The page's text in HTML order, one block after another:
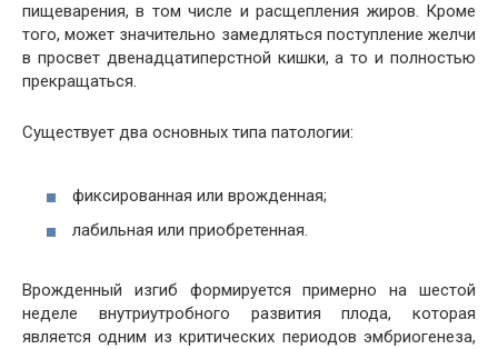
пищеварения, в том числе и расщепления жиров. Кроме
того, может значительно замедляться поступление желчи
в просвет двенадцатиперстной кишки, а то и полностью
прекращаться.
Существует два основных типа патологии:
фиксированная или врожденная;
лабильная или приобретенная.
Врожденный изгиб формируется примерно на шестой
неделе внутриутробного развития плода, которая
является одним из критических периодов эмбриогенеза,